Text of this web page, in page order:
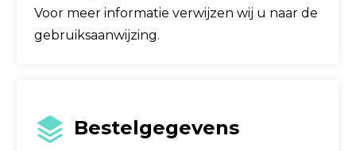
Voor meer informatie verwijzen wij u naar de
gebruiksaanwijzing.
Bestelgegevens